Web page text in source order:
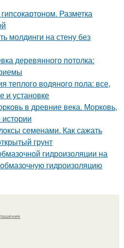
Разметка
молдинги на стену без
деревянного потолка:
теплого водяного пола: все,
и установке
в древние века. Морковь,
семенами. Как сажать
грунт
гидроизоляции на
гидроизоляцию